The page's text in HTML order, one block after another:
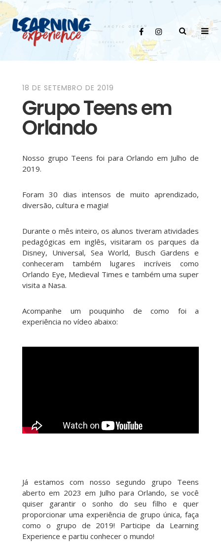
18 DE SETEMBRO DE 2019
Grupo Teens em
Orlando
Nosso grupo Teens foi para Orlando em Julho de
2019.
Foram 30 dias intensos de muito aprendizado,
diversão, cultura e magia!
Durante o mês inteiro, os alunos tiveram atividades
pedagógicas em inglês, visitaram os parques da
Disney, Universal, Sea World, Busch Gardens e
conheceram também lugares incríveis como
Orlando Eye, Medieval Times e também uma super
visita a Nasa.
Acompanhe um pouquinho de como foi a
experiência no vídeo abaixo:
Já estamos com nosso segundo grupo Teens
aberto em 2023 em Julho para Orlando, se você
quiser garantir o sonho do seu filho e quer
proporcionar uma experiência de grupo única, faça
como o grupo de 2019! Participe da Learning
Experience e partiu conhecer o mundo!